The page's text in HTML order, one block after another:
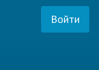
Войти